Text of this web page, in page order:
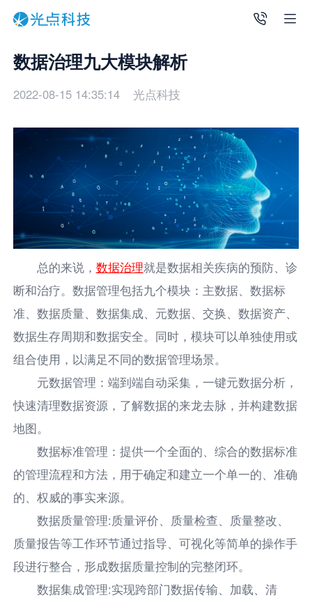
数据治理九大模块解析
2022-08-15 14:35:14 光点科技
总的来说， 数据治理就是数据相关疾病的预防、诊
断和治疗。数据管理包括九个模块：主数据、数据标
准、数据质量、数据集成、元数据、交换、数据资产、
数据生存周期和数据安全。同时，模块可以单独使用或
组合使用，以满足不同的数据管理场景。
元数据管理：端到端自动采集，一键元数据分析，
快速清理数据资源，了解数据的来龙去脉，并构建数据
地图。
数据标准管理：提供一个全面的、综合的数据标准
的管理流程和方法，用于确定和建立一个单一的、准确
的、权威的事实来源。
数据质量管理:质量评价、质量检查、质量整改、
质量报告等工作环节通过指导、可视化等简单的操作手
段进行整合，形成数据质量控制的完整闭环。
数据集成管理:实现跨部门数据传输、加载、清